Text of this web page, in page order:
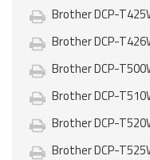
Brother DCP-
Brother DCP-
Brother DCP-
Brother DCP-
Brother DCP-
Brother DCP-